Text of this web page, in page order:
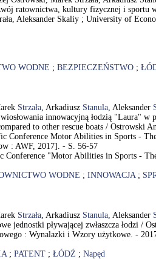
ratownictwa, kultury fizycznej i sportu
Aleksander Skaliy ; University of
WODNE ; BEZPIECZEŃSTWO ;
Strzała, Arkadiusz Stanula, Aleksander
innowacyjną łodzią "Laura"
to other rescue boats / Ostrowski
Conference Motor Abilities in Sports -
: AWF, 2017]. - S. 56-57
Conference "Motor Abilities in Sports -
WODNE ; INNOWACJA;
Strzała, Arkadiusz Stanula, Aleksander
jednostki pływającej zwłaszcza łodzi
: Wynalazki i Wzory użytkowe. -
; PATENT ; ŁÓDŹ ; Napęd